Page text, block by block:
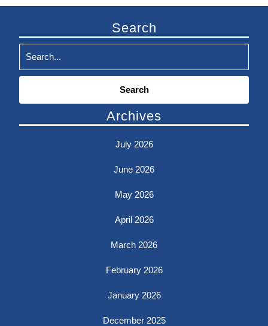
Search
Search
Archives
July 2026
June 2026
May 2026
April 2026
March 2026
February 2026
January 2026
December 2025